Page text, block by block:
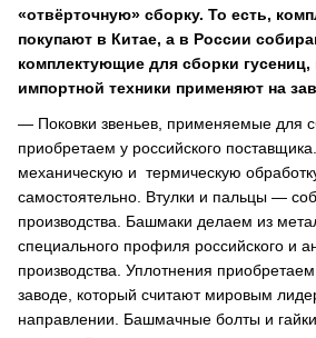
«отвёрточную» сборку. То есть,
покупают в Китае, а в России
комплектующие для сборки гусениц,
импортной техники применяют на
— Поковки звеньев, применяемые для
приобретаем у российского
механическую и термическую
самостоятельно. Втулки и пальцы —
производства. Башмаки делаем из
специального профиля российского и
производства. Уплотнения
заводе, который считают мировым
направлении. Башмачные болты и